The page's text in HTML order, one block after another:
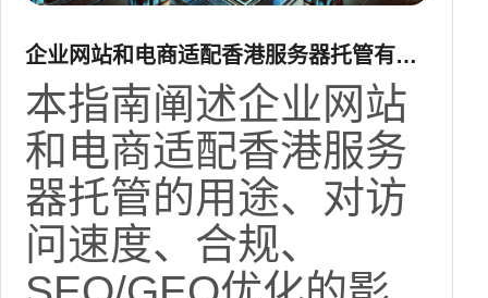
企业网站和电商适配香港服务器托管有什
么用详细指南与部署建议
本指南阐述企业网站
和电商适配香港服务
器托管的用途、对访
问速度、合规、